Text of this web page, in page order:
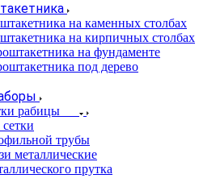
на каменных столбах
на кирпичных столбах
на фундаменте
под дерево
рабицы
трубы
металлические
прутка